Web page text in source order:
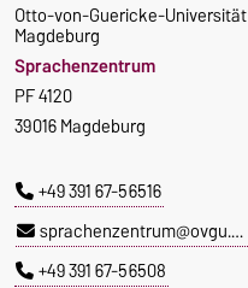
Otto-von-Guericke-Universität
Magdeburg
Sprachenzentrum
PF 4120
39016 Magdeburg
+49 391 67-56516
sprachenzentrum@ovgu.de
+49 391 67-56508